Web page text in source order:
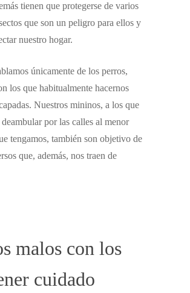
tienen que protegerse de varios
que son un peligro para ellos y
nuestro hogar.
únicamente de los perros,
los que habitualmente hacernos
Nuestros mininos, a los que
deambular por las calles al menor
tengamos, también son objetivo de
que, además, nos traen de
malos con los
cuidado